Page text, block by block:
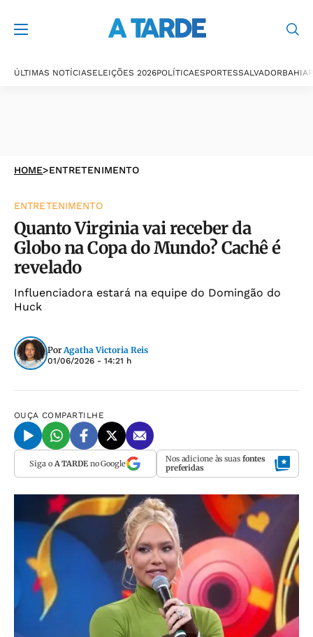
ÚLTIMAS NOTÍCIASELEIÇÕES 2026POLÍTICAESPORTESSALVADORBAHIA
HOME>ENTRETENIMENTO
ENTRETENIMENTO
Quanto Virginia vai receber da
Globo na Copa do Mundo? Cachê é
revelado
Influenciadora estará na equipe do Domingão do
Huck
Por Agatha Victoria Reis
01/06/2026 - 14:21 h
OUÇA COMPARTILHE
Siga o A TARDEno Google Nos adicione às suas fontes
preferidas